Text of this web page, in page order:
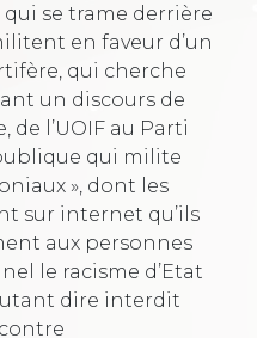
se trame derrière
en faveur d’un
qui cherche
un discours de
l’UOIF au Parti
qui milite
», dont les
sur internet qu’ils
aux personnes
le racisme d’Etat
dire interdit